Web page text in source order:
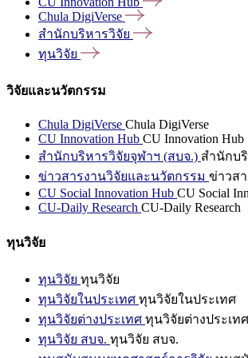
Chula DigiVerse
สำนักบริหารวิจัย
ทุนวิจัย
วิจัยและนวัตกรรม
Chula DigiVerse Chula DigiVerse
CU Innovation Hub CU Innovation Hub
สำนักบริหารวิจัยจุฬาฯ (สบจ.) สำนักบ
ข่าวสารงานวิจัยและนวัตกรรม ข่าวส
CU Social Innovation Hub CU Social
CU-Daily Research CU-Daily Research
ทุนวิจัย
ทุนวิจัย ทุนวิจัย
ทุนวิจัยในประเทศ ทุนวิจัยในประเทศ
ทุนวิจัยต่างประเทศ ทุนวิจัยต่างประเทศ
ทุนวิจัย สบจ. ทุนวิจัย สบจ.